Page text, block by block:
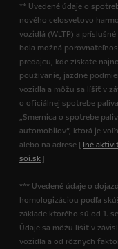
** Uvedené údaje o
nového celosvetovo
vozidlá (WLTP) a
bola možná
predajcu, kde získate
používanie, jazdné
vozidla a môžu sa líšiť v
o oficiálnej spotrebe
„Smernica o spotrebe
automobilov“, ktorá je
alebo na adrese [ Iné
soi.sk]
*** Uvedené údaje o
homologizáciou podľa
základe ktorého sú od 1.
Údaje sa môžu líšiť v
vozidla a od rôznych